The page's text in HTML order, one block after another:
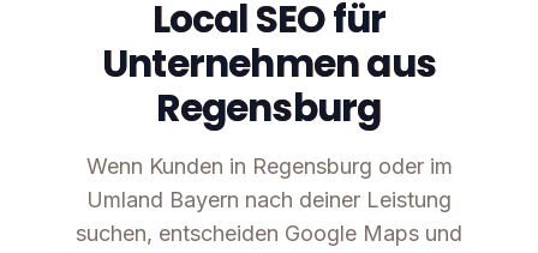
Local SEO für
Unternehmen aus
Regensburg
Wenn Kunden in Regensburg oder im
Umland Bayern nach deiner Leistung
suchen, entscheiden Google Maps und